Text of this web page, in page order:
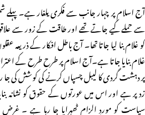
آج اسلام پر چہار جانب سے فکری یلغار ہے۔ پہلے
سے حملے کیے جاتے تھے اور طاقت کے زور سے علاقوں
کو غلام بنا لیا جاتا تھا۔ آج باطل افکار کے ذریعہ
غلام بنایا جاتا ہے۔آج اسلام پر طرح طرح کے
پر دہشت گردی کا لیبل چسپاں کرنے کی کوشش کی
زد پر ہے اور اس میں عورتوں کے حقوق کو نشانہ
سیاست کو موردِ الزام ٹھہرایا جا رہا ہے ۔